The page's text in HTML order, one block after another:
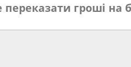
переказати гроші на